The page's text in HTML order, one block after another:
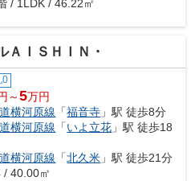
/ 1LDK / 46.22㎡
ＡＩＳＨＩＮ・
0
～5万円
横河原線 「福音寺 」駅 徒歩8分
横河原線 「いよ立花 」駅 徒歩18
横河原線 「北久米 」駅 徒歩21分
/ 40.00㎡